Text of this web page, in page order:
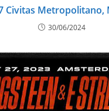
Civitas Metropolitano,
30/06/2024